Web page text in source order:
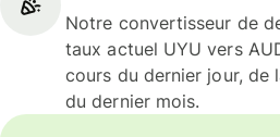
Notre convertisseur de
taux actuel UYU vers
cours du dernier jour, de
du dernier mois.